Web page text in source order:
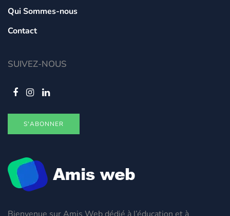
Bienvenue sur Amis Web dédié à l’éducation et à
Qui Sommes-nous
Contact
SUIVEZ-NOUS
S'ABONNER